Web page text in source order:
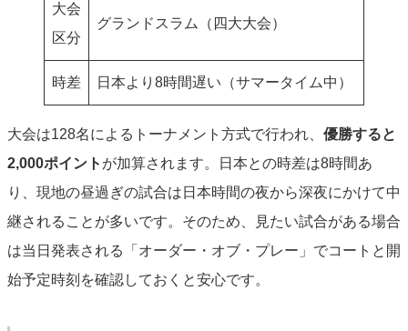
大会
区分
グランドスラム（四大大会）
時差 日本より8時間遅い（サマータイム中）
大会は128名によるトーナメント方式で行われ、 優勝すると
2,000ポイント が加算されます。日本との時差は8時間あ
り、現地の昼過ぎの試合は日本時間の夜から深夜にかけて中
継されることが多いです。そのため、見たい試合がある場合
は当日発表される「オーダー・オブ・プレー」でコートと開
始予定時刻を確認しておくと安心です。